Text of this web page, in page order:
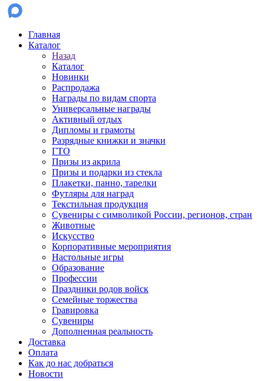
Главная
Каталог
Назад
Каталог
Новинки
Распродажа
Награды по видам спорта
Универсальные награды
Активный отдых
Дипломы и грамоты
Разрядные книжки и значки
ГТО
Призы из акрила
Призы и подарки из стекла
Плакетки, панно, тарелки
Футляры для наград
Текстильная продукция
Сувениры с символикой России, регионов, стран
Животные
Искусство
Корпоративные мероприятия
Настольные игры
Образование
Профессии
Праздники родов войск
Семейные торжества
Гравировка
Сувениры
Дополненная реальность
Доставка
Оплата
Как до нас добраться
Новости